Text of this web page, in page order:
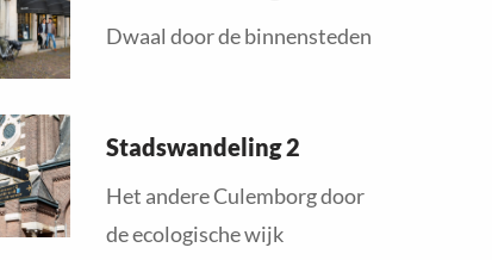
Dwaal door de binnensteden
Stadswandeling 2
Het andere Culemborg door
de ecologische wijk